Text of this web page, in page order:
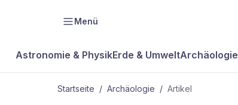
Menü
Astronomie & PhysikErde & UmweltArchäologie
Startseite / Archäologie / Artikel